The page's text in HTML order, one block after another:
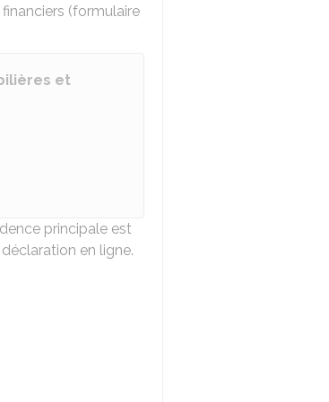
(formulaire
et
principale est
en ligne.